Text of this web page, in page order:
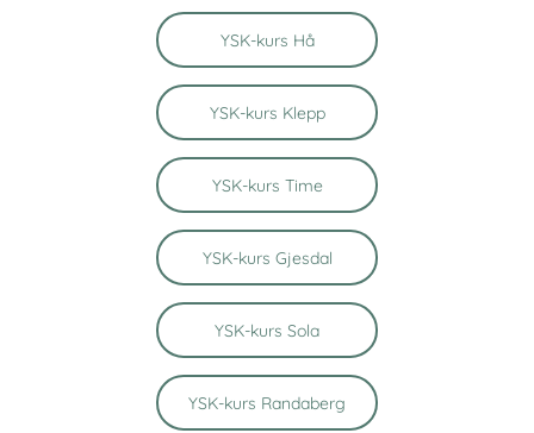
YSK-kurs Hå
YSK-kurs Klepp
YSK-kurs Time
YSK-kurs Gjesdal
YSK-kurs Sola
YSK-kurs Randaberg